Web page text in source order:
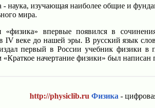
- наука, изучающая наиболее общие и
мира.
«физика» впервые появился в
IV веке до нашей эры. В русский язык
первый в России учебник физики в
«Краткое начертание физики» был
http://physiclib.ru Физика -